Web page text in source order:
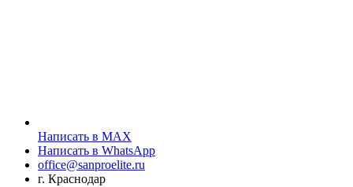
Написать в MAX
Написать в WhatsApp
office@sanproelite.ru
г. Краснодар